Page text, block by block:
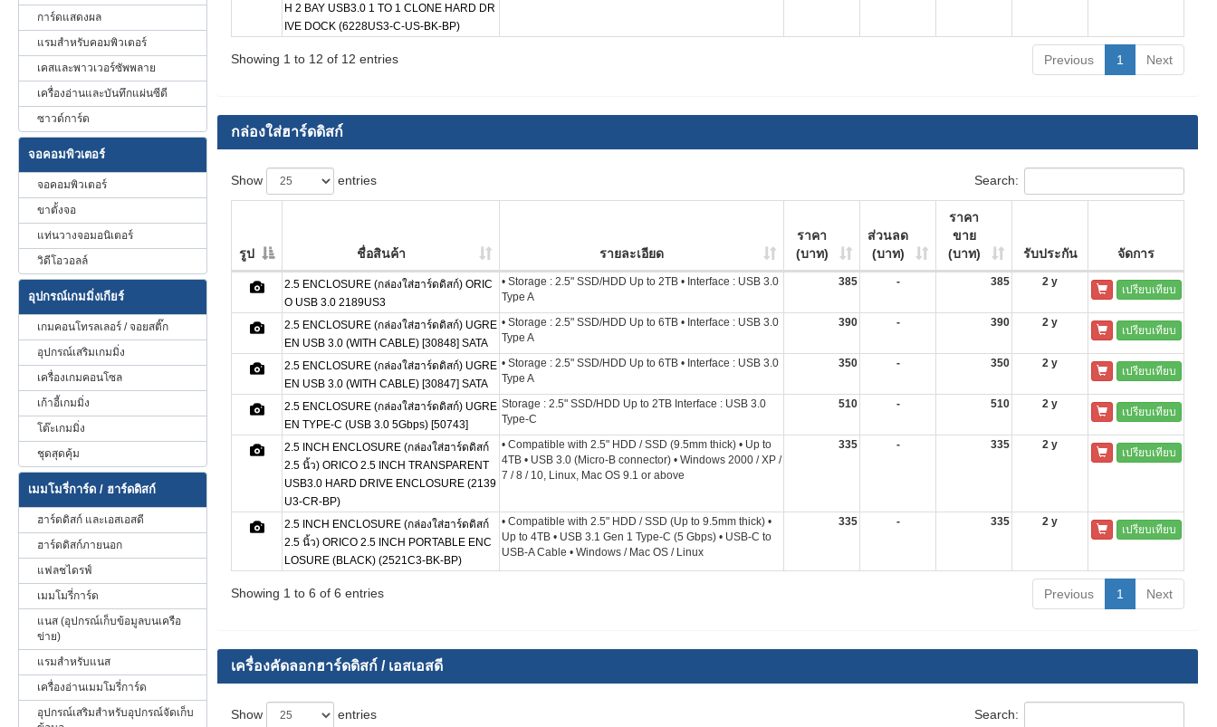
การ์ดแสดงผล
แรมสำหรับคอมพิวเตอร์
เคสและพาวเวอร์ซัพพลาย
เครื่องอ่านและบันทึกแผ่นซีดี
ซาวด์การ์ด
จอคอมพิวเตอร์
จอคอมพิวเตอร์
ขาตั้งจอ
แท่นวางจอมอนิเตอร์
วิดีโอวอลล์
อุปกรณ์เกมมิ่งเกียร์
เกมคอนโทรลเลอร์ / จอยสติ๊ก
อุปกรณ์เสริมเกมมิ่ง
เครื่องเกมคอนโซล
เก้าอี้เกมมิ่ง
โต๊ะเกมมิ่ง
ชุดสุดคุ้ม
เมมโมรี่การ์ด / ฮาร์ดดิสก์
ฮาร์ดดิสก์ และเอสเอสดี
ฮาร์ดดิสก์ภายนอก
แฟลชไดรฟ์
เมมโมรี่การ์ด
แนส (อุปกรณ์เก็บข้อมูลบนเครือ
ข่าย)
แรมสำหรับแนส
เครื่องอ่านเมมโมรี่การ์ด
อุปกรณ์เสริมสำหรับอุปกรณ์จัดเก็บ
H 2 BAY USB3.0 1 TO 1 CLONE HARD DR
IVE DOCK (6228US3-C-US-BK-BP)
Showing 1 to 12 of 12 entries Previous 1 Next
กล่องใส่ฮาร์ดดิสก์
Show entries Search:
รูป ชื่อสินค้า รายละเอียด
ราคา
(บาท)
ส่วนลด
(บาท)
ราคา
ขาย
(บาท)
รับประกัน จัดการ
2.5 ENCLOSURE (กล่องใส่ฮาร์ดดิสก์) ORIC
O USB 3.0 2189US3
• Storage : 2.5" SSD/HDD Up to 2TB • Interface : USB 3.0
Type A
385 - 385 2 y
เปรียบเทียบ
2.5 ENCLOSURE (กล่องใส่ฮาร์ดดิสก์) UGRE
EN USB 3.0 (WITH CABLE) [30848] SATA
• Storage : 2.5" SSD/HDD Up to 6TB • Interface : USB 3.0
Type A
390 - 390 2 y
เปรียบเทียบ
2.5 ENCLOSURE (กล่องใส่ฮาร์ดดิสก์) UGRE
EN USB 3.0 (WITH CABLE) [30847] SATA
• Storage : 2.5" SSD/HDD Up to 6TB • Interface : USB 3.0
Type A
350 - 350 2 y
เปรียบเทียบ
2.5 ENCLOSURE (กล่องใส่ฮาร์ดดิสก์) UGRE
EN TYPE-C (USB 3.0 5Gbps) [50743]
Storage : 2.5" SSD/HDD Up to 2TB Interface : USB 3.0
Type-C
510 - 510 2 y
เปรียบเทียบ
2.5 INCH ENCLOSURE (กล่องใส่ฮาร์ดดิสก์
2.5 นิ้ว) ORICO 2.5 INCH TRANSPARENT
USB3.0 HARD DRIVE ENCLOSURE (2139
U3-CR-BP)
• Compatible with 2.5" HDD / SSD (9.5mm thick) • Up to
4TB • USB 3.0 (Micro-B connector) • Windows 2000 / XP /
7 / 8 / 10, Linux, Mac OS 9.1 or above
335 - 335 2 y
เปรียบเทียบ
2.5 INCH ENCLOSURE (กล่องใส่ฮาร์ดดิสก์
2.5 นิ้ว) ORICO 2.5 INCH PORTABLE ENC
LOSURE (BLACK) (2521C3-BK-BP)
• Compatible with 2.5" HDD / SSD (Up to 9.5mm thick) •
Up to 4TB • USB 3.1 Gen 1 Type-C (5 Gbps) • USB-C to
USB-A Cable • Windows / Mac OS / Linux
335 - 335 2 y
เปรียบเทียบ
Showing 1 to 6 of 6 entries Previous 1 Next
เครื่องคัดลอกฮาร์ดดิสก์ / เอสเอสดี
Show entries Search: